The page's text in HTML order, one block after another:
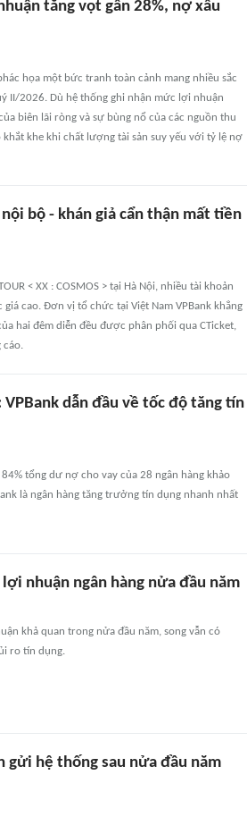
tăng vọt gần 28%, nợ xấu
họa một bức tranh toàn cảnh mang nhiều sắc
II/2026. Dù hệ thống ghi nhận mức lợi nhuận
biên lãi ròng và sự bùng nổ của các nguồn thu
khe khi chất lượng tài sản suy yếu với tỷ lệ nợ
bộ - khán giả cẩn thận mất tiền
< XX : COSMOS > tại Hà Nội, nhiều tài khoản
cao. Đơn vị tổ chức tại Việt Nam VPBank khẳng
hai đêm diễn đều được phân phối qua CTicket,
cáo.
dẫn đầu về tốc độ tăng tín
tổng dư nợ cho vay của 28 ngân hàng khảo
là ngân hàng tăng trưởng tín dụng nhanh nhất
nhuận ngân hàng nửa đầu năm
khả quan trong nửa đầu năm, song vẫn có
ro tín dụng.
gửi hệ thống sau nửa đầu năm